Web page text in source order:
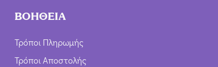
ΒΟΗΘΕΙΑ
Τρόποι Πληρωμής
Τρόποι Αποστολής